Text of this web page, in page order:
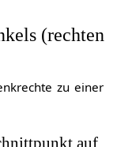
(rechten
zu einer
auf